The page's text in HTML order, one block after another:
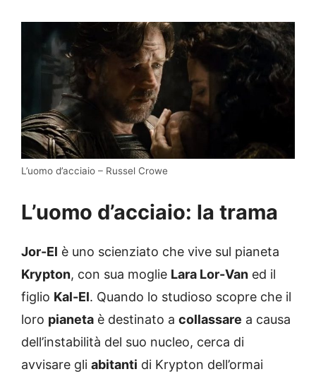
L’uomo d’acciaio – Russel Crowe
L’uomo d’acciaio: la trama
Jor-El è uno scienziato che vive sul pianeta
Krypton, con sua moglie Lara Lor-Van ed il
figlio Kal-El. Quando lo studioso scopre che il
loro pianeta è destinato a collassare a causa
dell’instabilità del suo nucleo, cerca di
avvisare gli abitanti di Krypton dell’ormai